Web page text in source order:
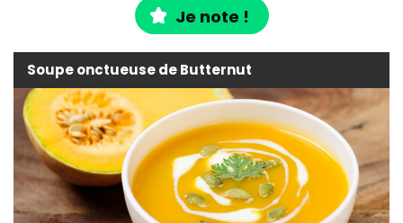
Je note !
Soupe onctueuse de Butternut